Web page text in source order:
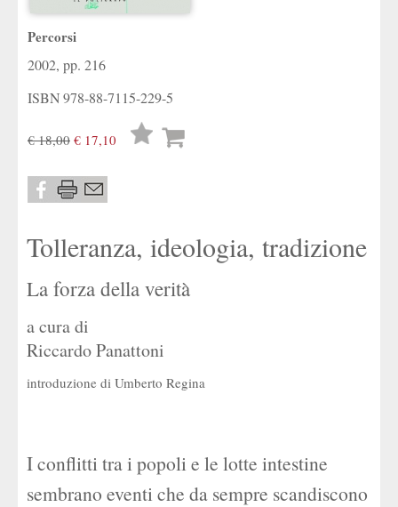
Percorsi
2002, pp. 216
ISBN978-88-7115-229-5
€ 18,00 € 17,10
Lista
Tolleranza, ideologia, tradizione
La forza della verità
a cura di
Riccardo Panattoni
introduzione di Umberto Regina
I conflitti tra i popoli e le lotte intestine
sembrano eventi che da sempre scandiscono